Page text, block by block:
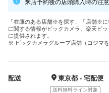
来店予約後の店頭購入時の注
「在庫のある店舗※を探す」「店舗※
に関する情報がビックカメラ、楽天ビ
に提供されます。
※ ビックカメラグループ店舗（コジマを
配送 東京都 - 宅配便
送料無料ライン対象